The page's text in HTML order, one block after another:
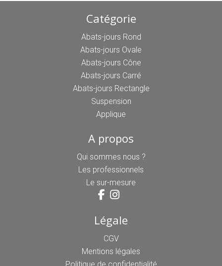
Catégorie
Abats-jours Rond
Abats-jours Ovale
Abats-jours Cône
Abats-jours Carré
Abats-jours Rectangle
Suspension
Applique
A propos
Qui sommes nous ?
Les professionnels
Le sur-mesure
Légale
CGV
Mentions légales
Politique de confidentialité